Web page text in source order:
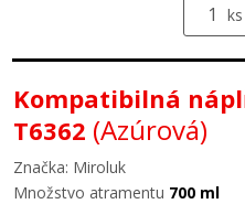
ks
Kompatibilná
T6362 (Azúrová)
Značka: Miroluk
Množstvo atramentu 700 ml